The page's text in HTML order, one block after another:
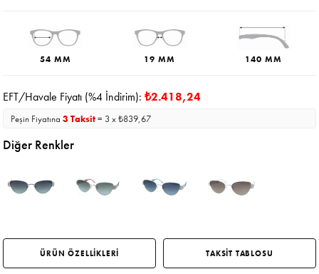
54 MM 19 MM 140 MM
EFT/Havale Fiyatı (%4 İndirim):₺2.418,24
Peşin Fiyatına3 Taksit= 3 x ₺839,67
Diğer Renkler
ÜRÜN ÖZELLİKLERİ TAKSİT TABLOSU